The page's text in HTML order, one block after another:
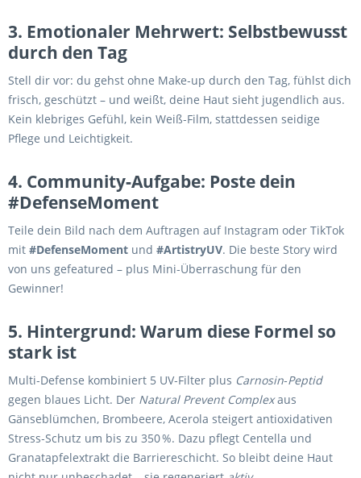
3. Emotionaler Mehrwert: Selbstbewusst
durch den Tag
Stell dir vor: du gehst ohne Make‑up durch den Tag, fühlst dich
frisch, geschützt – und weißt, deine Haut sieht jugendlich aus.
Kein klebriges Gefühl, kein Weiß‑Film, stattdessen seidige
Pflege und Leichtigkeit.
4. Community‑Aufgabe: Poste dein
#DefenseMoment
Teile dein Bild nach dem Auftragen auf Instagram oder TikTok
mit #DefenseMoment und #ArtistryUV. Die beste Story wird
von uns gefeatured – plus Mini‑Überraschung für den
Gewinner!
5. Hintergrund: Warum diese Formel so
stark ist
Multi‑Defense kombiniert 5 UV‑Filter plus Carnosin‑Peptid
gegen blaues Licht. Der Natural Prevent Complexaus
Gänseblümchen, Brombeere, Acerola steigert antioxidativen
Stress‑Schutz um bis zu 350 %. Dazu pflegt Centella und
Granatapfelextrakt die Barriereschicht. So bleibt deine Haut